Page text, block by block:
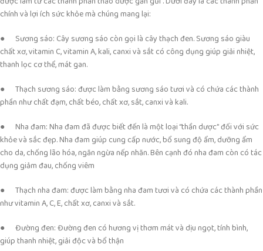
chính và lợi ích sức khỏe mà chúng mang lại:
● Sương sáo: Cây sương sáo còn gọi là cây thạch đen. Sương sáo giàu
chất xơ, vitamin C, vitamin A, kali, canxi và sắt có công dụng giúp giải nhiệt,
thanh lọc cơ thể, mát gan.
● Thạch sương sáo: được làm bằng sương sáo tươi và có chứa các thành
phần như chất đạm, chất béo, chất xơ, sắt, canxi và kali.
● Nha đam: Nha đam đã được biết đến là một loại “thần dược” đối với sức
khỏe và sắc đẹp. Nha đam giúp cung cấp nước, bổ sung độ ẩm, dưỡng ẩm
cho da, chống lão hóa, ngăn ngừa nếp nhăn. Bên cạnh đó nha đam còn có tác
dụng giảm đau, chống viêm
● Thạch nha đam: được làm bằng nha đam tươi và có chứa các thành phần
như vitamin A, C, E, chất xơ, canxi và sắt.
● Đường đen: Đường đen có hương vị thơm mát và dịu ngọt, tính bình,
giúp thanh nhiệt, giải độc và bổ thận